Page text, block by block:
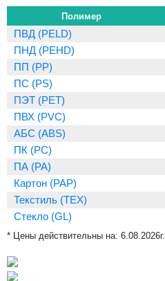
Полимер
ПВД (PELD)
ПНД (PEHD)
ПП (PP)
ПС (PS)
ПЭТ (PET)
ПВХ (PVC)
АБС (ABS)
ПК (PC)
ПА (PA)
Картон (PAP)
Текстиль (TEX)
Стекло (GL)
* Цены действительны на: 6.08.2026г.